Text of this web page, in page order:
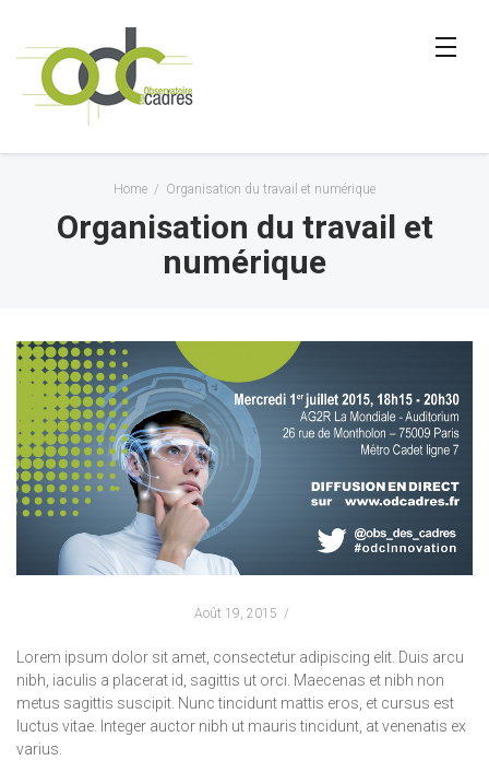
Home / Organisation du travail et numérique
Organisation du travail et
numérique
Août 19, 2015
Lorem ipsum dolor sit amet, consectetur adipiscing elit. Duis arcu
nibh, iaculis a placerat id, sagittis ut orci. Maecenas et nibh non
metus sagittis suscipit. Nunc tincidunt mattis eros, et cursus est
luctus vitae. Integer auctor nibh ut mauris tincidunt, at venenatis ex
varius.